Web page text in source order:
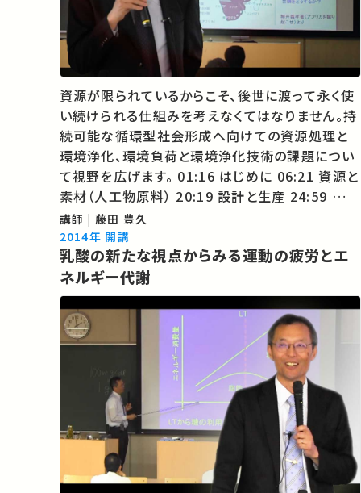
資源が限られているからこそ、後世に渡って永く使
い続けられる仕組みを考えなくてはなりません。持
続可能な循環型社会形成へ向けての資源処理と
環境浄化、環境負荷と環境浄化技術の課題につい
て視野を広げます。 01:16 はじめに 06:21 資源と
素材（人工物原料） 20:19 設計と生産 24:59 廃製
品の処理とリサイクル 33:54 リサイクル技術と諸
講師 | 藤田 豊久
2014年 開講
乳酸の新たな視点からみる運動の疲労とエ
ネルギー代謝